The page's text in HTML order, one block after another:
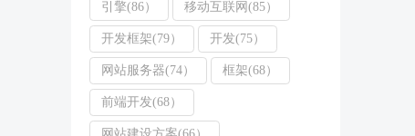
引擎(86） 移动互联网(85）
开发框架(79） 开发(75）
网站服务器(74） 框架(68）
前端开发(68）
网站建设方案(66）